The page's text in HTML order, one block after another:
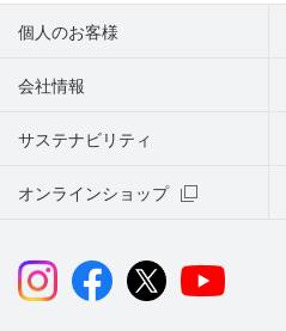
個人のお客様
会社情報
サステナビリティ
オンラインショップ